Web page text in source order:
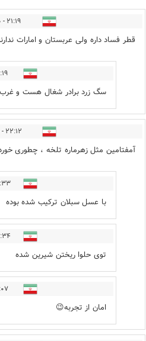
۲۱:۱۹ - ۱۴۰۲/۱۲/۱۰
قطر فساد داره ولی عربستان و امارات
۰۲:۱۹ -
سگ زرد برادر شغال هست و
۲۲:۱۲ - ۱۴۰۲/۱۲/۱۰
آمفتامین مثل زهرماره تلخه ، چطوری
۲۳:۳۳ -
با عسل سبلان ترکیب شده بوده
۲۳:۳۴ -
توی حلوا ریختن شیرین شده
۰۹:۰۷ -
امان از تجربه😉